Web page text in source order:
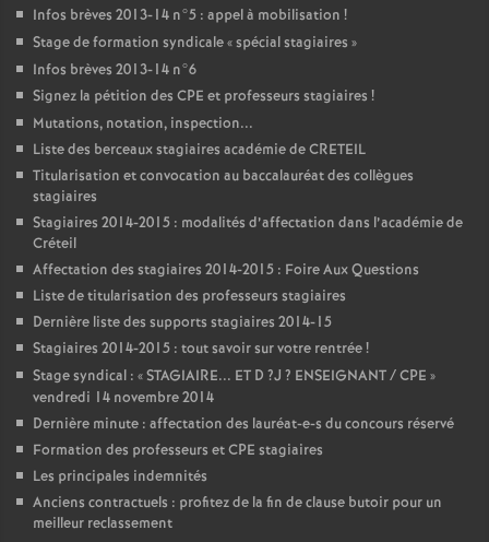
Infos brèves 2013-14 n°5 : appel à mobilisation !
Stage de formation syndicale «spécial stagiaires »
Infos brèves 2013-14 n°6
Signez la pétition des CPE et professeurs stagiaires !
Mutations, notation, inspection...
Liste des berceaux stagiaires académie deCRETEIL
Titularisation et convocation au baccalauréat des collègues
stagiaires
Stagiaires 2014-2015 : modalités d’affectation dans l’académie de
Créteil
Affectation des stagiaires 2014-2015 : Foire Aux Questions
Liste de titularisation des professeurs stagiaires
Dernière liste des supports stagiaires 2014-15
Stagiaires 2014-2015 : tout savoir sur votre rentrée!
Stage syndical : «STAGIAIRE... ET D ?J ? ENSEIGNANT/CPE »
vendredi 14 novembre 2014
Dernière minute : affectation des lauréat-e-s du concours réservé
Formation des professeurs etCPE stagiaires
Les principales indemnités
Anciens contractuels : profitez de la fin de clause butoir pour un
meilleur reclassement